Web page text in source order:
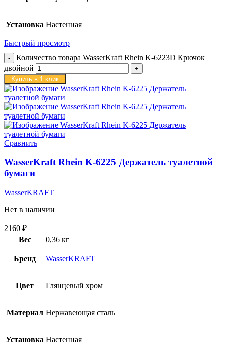
Установка Настенная
Быстрый просмотр
Количество товара WasserKraft Rhein K-6223D Крючок
двойной
Купить в 1 клик
Сравнить
WasserKraft Rhein K-6225 Держатель туалетной
бумаги
WasserKRAFT
Нет в наличии
2160 ₽
Вес
0,36 кг
Бренд WasserKRAFT
Цвет Глянцевый хром
Материал Нержавеющая сталь
Установка Настенная